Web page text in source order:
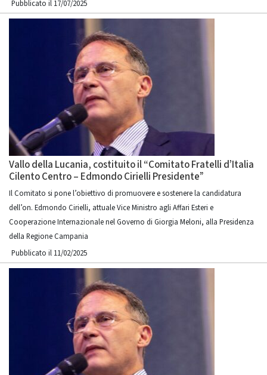
Pubblicato il 17/07/2025
Vallo della Lucania, costituito il “Comitato Fratelli d’Italia
Cilento Centro – Edmondo Cirielli Presidente”
Il Comitato si pone l’obiettivo di promuovere e sostenere la candidatura
dell’on. Edmondo Cirielli, attuale Vice Ministro agli Affari Esteri e
Cooperazione Internazionale nel Governo di Giorgia Meloni, alla Presidenza
della Regione Campania
Pubblicato il 11/02/2025